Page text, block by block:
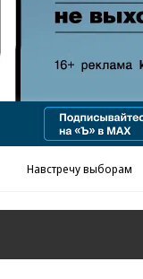
Навстречу выборам